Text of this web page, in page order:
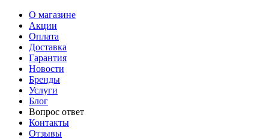
О магазине
Акции
Оплата
Доставка
Гарантия
Новости
Бренды
Услуги
Блог
Вопрос ответ
Контакты
Отзывы